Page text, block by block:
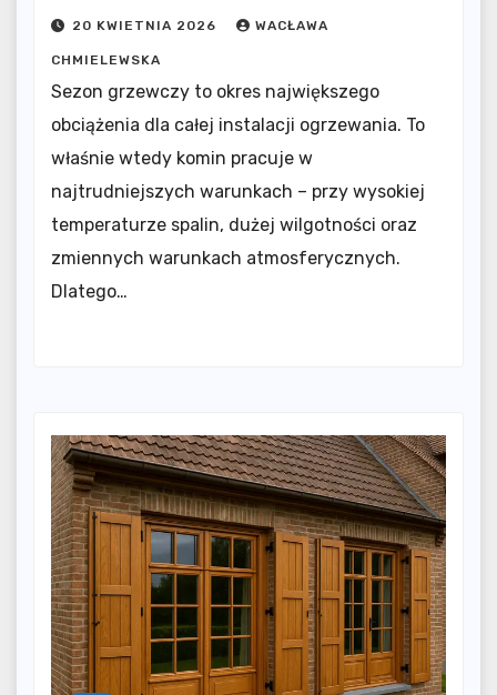
20 KWIETNIA 2026 WACŁAWA
CHMIELEWSKA
Sezon grzewczy to okres największego
obciążenia dla całej instalacji ogrzewania. To
właśnie wtedy komin pracuje w
najtrudniejszych warunkach – przy wysokiej
temperaturze spalin, dużej wilgotności oraz
zmiennych warunkach atmosferycznych.
Dlatego…